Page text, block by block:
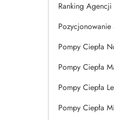
Ranking
Pozycjonowanie
Pompy Ciepła
Pompy Ciepła
Pompy Ciepła
Pompy Ciepła